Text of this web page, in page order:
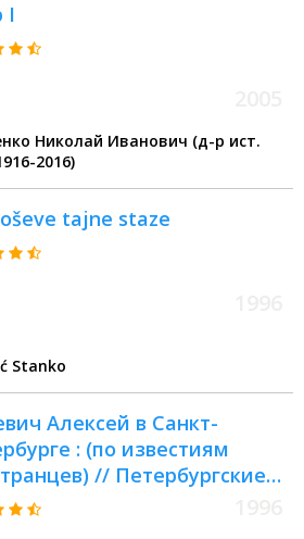
I
Николай Иванович (д-р ист.
1916-2016)
tajne staze
Stanko
Алексей в Санкт-
: (по известиям
// Петербургские
96 : Материалы Энцикл.